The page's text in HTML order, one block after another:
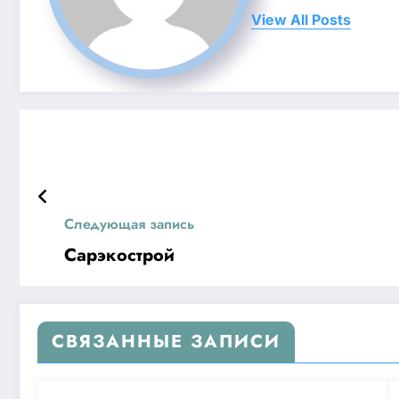
View All Posts
Следующая запись
Сарэкострой
СВЯЗАННЫЕ ЗАПИСИ